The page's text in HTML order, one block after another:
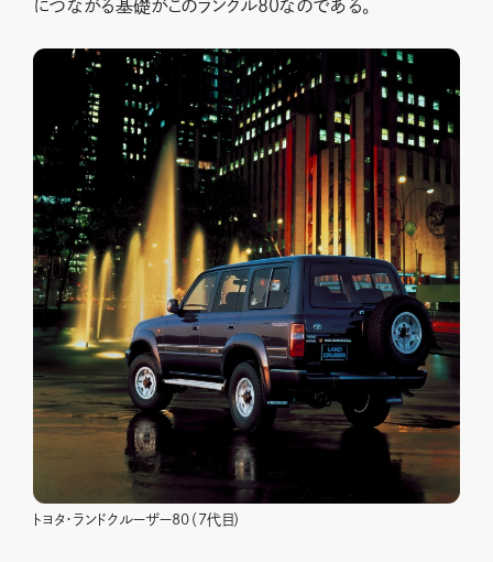
につながる基礎がこのランクル80なのである。
トヨタ・ランドクルーザー80（7代目）